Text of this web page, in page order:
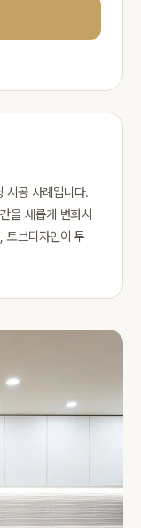
시공 사례입니다.
을 새롭게 변화시
토브디자인이 투